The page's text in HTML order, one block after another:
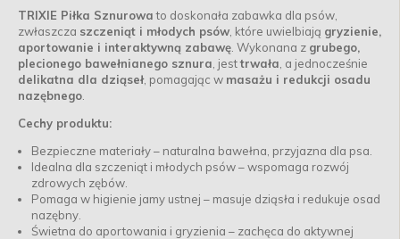
TRIXIE Piłka Sznurowato doskonała zabawka dla psów,
zwłaszcza szczeniąt i młodych psów , które uwielbiają gryzienie,
aportowanie i interaktywną zabawę . Wykonana z grubego,
plecionego bawełnianego sznura , jesttrwała , a jednocześnie
delikatna dla dziąseł, pomagając w masażu i redukcji osadu
nazębnego
Cechy produktu:
Bezpieczne materiały – naturalna bawełna, przyjazna dla psa.
Idealna dla szczeniąt i młodych psów – wspomaga rozwój
zdrowych zębów.
Pomaga w higienie jamy ustnej – masuje dziąsła i redukuje osad
nazębny.
Świetna do aportowania i gryzienia – zachęca do aktywnej